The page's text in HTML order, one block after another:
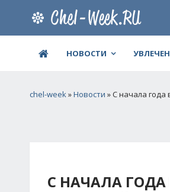
НОВОСТИ
chel-week»Новости » С начала
С НАЧАЛА